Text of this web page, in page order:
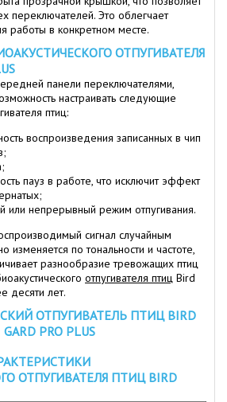
переключателей. Это облегчает
работы в конкретном месте.
ОТПУГИВАТЕЛЯ
панели переключателями,
настраивать следующие
птиц:
воспроизведения записанных в чип
пауз в работе, что исключит эффект
или непрерывный режим отпугивания.
сигнал случайным
изменяется по тональности и частоте,
разнообразие тревожащих птиц
отпугивателя птиц Bird
десяти лет.
ОТПУГИВАТЕЛЯ ПТИЦ BIRD